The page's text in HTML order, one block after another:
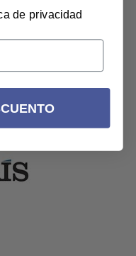
de privacidad